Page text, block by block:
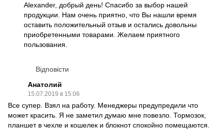
Alexander, добрый день! Спасибо за выбор нашей
продукции. Нам очень приятно, что Вы нашли время
оставить положительный отзыв и остались довольны
приобретенными товарами. Желаем приятного
пользования.
Відповісти
Анатолий
15.07.2019 в 15:06
Все супер. Взял на работу. Менеджеры предупредили что
может красить. Я не заметил думаю мне повезло. Тормозок,
планшет в чехле и кошелек и блокнот спокойно помещаются.